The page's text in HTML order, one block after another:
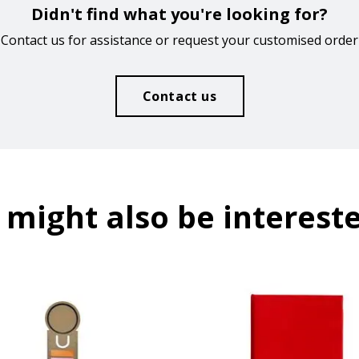
Didn't find what you're looking for?
Contact us for assistance or request your customised order
Contact us
might also be